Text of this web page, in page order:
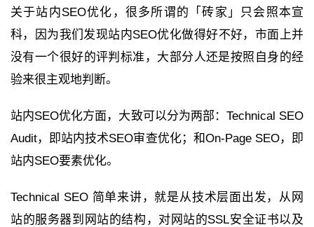
关于站内SEO优化，很多所谓的「砖家」只会照本宣
科，因为我们发现站内SEO优化做得好不好，市面上并
没有一个很好的评判标准，大部分人还是按照自身的经
验来很主观地判断。
站内SEO优化方面，大致可以分为两部：Technical SEO
Audit，即站内技术SEO审查优化；和On-Page SEO，即
站内SEO要素优化。
Technical SEO 简单来讲，就是从技术层面出发，从网
站的服务器到网站的结构，对网站的SSL安全证书以及